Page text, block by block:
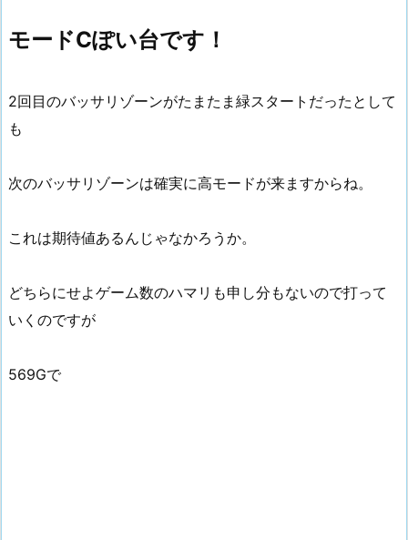
モードCぽい台です！
2回目のバッサリゾーンがたまたま緑スタートだったとして
も
次のバッサリゾーンは確実に高モードが来ますからね。
これは期待値あるんじゃなかろうか。
どちらにせよゲーム数のハマリも申し分もないので打って
いくのですが
569Gで